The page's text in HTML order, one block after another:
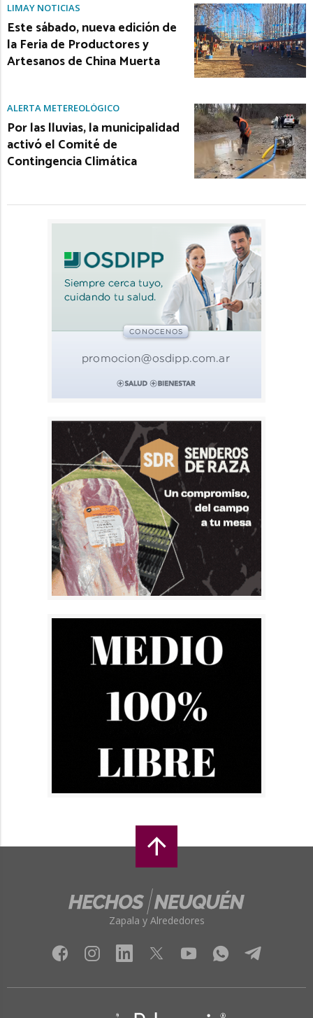
LIMAY NOTICIAS
Este sábado, nueva edición de
la Feria de Productores y
Artesanos de China Muerta
ALERTA METEREOLÓGICO
Por las lluvias, la municipalidad
activó el Comité de
Contingencia Climática
Zapala y Alrededores